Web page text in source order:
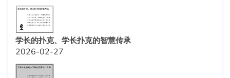
学长的扑克、学长扑克的智慧传承
2026-02-27